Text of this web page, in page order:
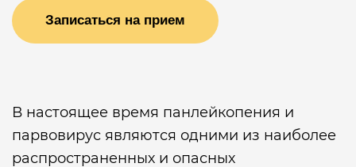
Записаться на прием
В настоящее время панлейкопения и
парвовирус являются одними из наиболее
распространенных и опасных